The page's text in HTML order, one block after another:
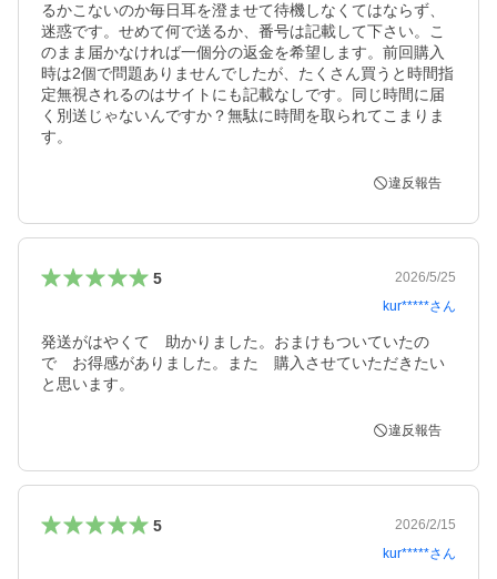
るかこないのか毎日耳を澄ませて待機しなくてはならず、
迷惑です。せめて何で送るか、番号は記載して下さい。こ
のまま届かなければ一個分の返金を希望します。前回購入
時は2個で問題ありませんでしたが、たくさん買うと時間指
定無視されるのはサイトにも記載なしです。同じ時間に届
く別送じゃないんですか？無駄に時間を取られてこまりま
す。
違反報告
5
2026/5/25
kur*****さん
発送がはやくて　助かりました。おまけもついていたの
で　お得感がありました。また　購入させていただきたい
と思います。
違反報告
5
2026/2/15
kur*****さん